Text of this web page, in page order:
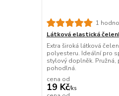
1
Látková elastická
Extra široká látková
polyesteru. Ideální pro
stylový doplněk. Pružná,
pohodlná.
cena od
19 Kč/ks